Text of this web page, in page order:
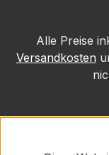
Alle Preise
Versandkosten